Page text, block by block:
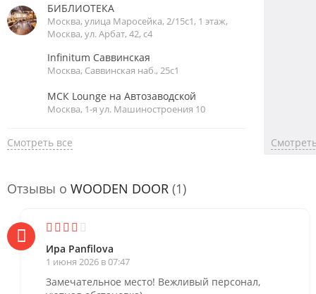
БИБЛИОТЕКА
Москва, улица Маросейка, 2/15с1, 1 этаж,
Москва, ул. Арбат, 42, с4
Infinitum Саввинская
Москва, Саввинская наб., 25с1
МСК Lounge на Автозаводской
Москва, 1-я ул. Машиностроения 10
Смотреть все
Отзывы о WOODEN DOOR (1)
Ира Panfilova
1 июня 2026 в 07:47
Замечательное место! Вежливый персонал,